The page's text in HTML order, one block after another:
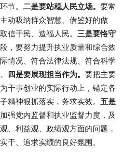
节。 二是要站稳人民立场。 要常
动吸纳群众智慧、借鉴好的做
信于民、造福人民。 三是要恪守
，要努力提升执业质量和综合效
情况、符合法律法规、符合科学
四是要展现担当作为。 要把主要
干事创业的实际行动上，锚定各
精神狠抓落实，务求实效。 五是
强党内监督和执业监督力度，及
、利益观、政绩观方面的问题，
干、追求实绩的良好氛围。